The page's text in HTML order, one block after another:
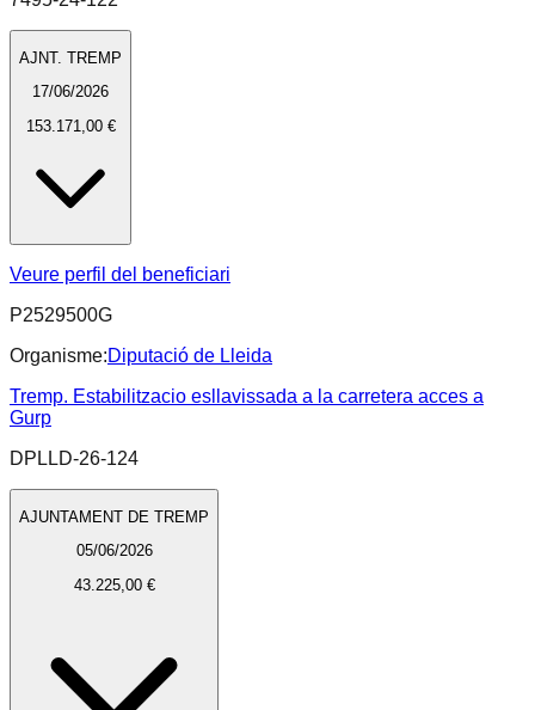
AJNT. TREMP
17/06/2026
153.171,00 €
Veure perfil del beneficiari
P2529500G
Organisme:Diputació de Lleida
Tremp. Estabilitzacio esllavissada a la carretera acces a
Gurp
DPLLD-26-124
AJUNTAMENT DE TREMP
05/06/2026
43.225,00 €